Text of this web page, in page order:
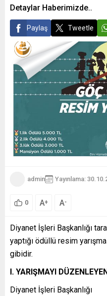
Detaylar Haberimizde..
Paylaş Tweetle
admin Yayınlama:
0 A+ A-
Diyanet İşleri Başkanlığı
yaptığı ödüllü resim
gibidir.
I. YARIŞMAYI
Diyanet İşleri Başkanlığı